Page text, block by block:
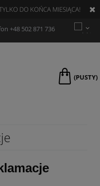
DO KOŃCA MIESIĄCA!
+48 502 871 736
(PUSTY)